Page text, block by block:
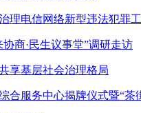
理电信网络新型违法犯罪
商·民生议事堂”调研走访
享基层社会治理格局
合服务中心揭牌仪式暨“茶